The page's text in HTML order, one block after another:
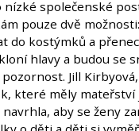
nízké společenské
pouze dvě
do kostýmků a
hlavy a budou se
Jill
které měly mateřství
aby se ženy